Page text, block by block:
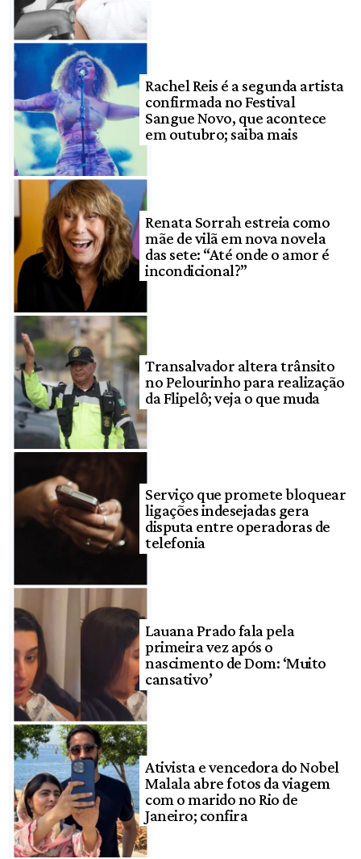
Rachel Reis é a segunda artista
confirmada no Festival
Sangue Novo, que acontece
em outubro; saiba mais
Renata Sorrah estreia como
mãe de vilã em nova novela
das sete: “Até onde o amor é
incondicional?”
Transalvador altera trânsito
no Pelourinho para realização
da Flipelô; veja o que muda
Serviço que promete bloquear
ligações indesejadas gera
disputa entre operadoras de
telefonia
Lauana Prado fala pela
primeira vez após o
nascimento de Dom: ‘Muito
cansativo’
Ativista e vencedora do Nobel
Malala abre fotos da viagem
com o marido no Rio de
Janeiro; confira